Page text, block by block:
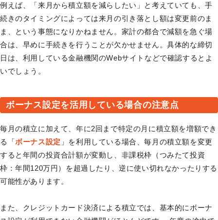
例えば、「来月から積立額を減らしたい」と考えていても、手
続きのタイミングによっては来月の引き落とし額は変更前のま
ま、という事態になりかねません。家計の都合で減額を急ぐ場
合は、早めに手続きを行うことが欠かせません。具体的な締切
日は、利用している金融機関のWebサイトなどで確認するとよ
いでしょう。
ボーナス設定を活用している場合の注意点
毎月の積立に加えて、年に2回まで特定の月に積立額を増額でき
る「ボーナス設定 」を利用している場合、毎月の積立額を変更
すると年間の投資合計額が変動し、非課税枠（つみたて投資
枠：年間120万円）を超過したり、逆に使い切れなかったりする
可能性があります。
また、クレジットカード決済による積立では、基本的にボーナ